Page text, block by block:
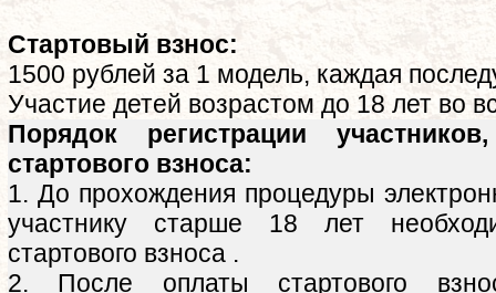
Стартовый взнос:
1500 рублей за 1 модель, каждая
Участие детей возрастом до 18 лет во
Порядок регистрации
стартового взноса:
1. До прохождения процедуры
участнику старше 18 лет
стартового взноса .
2. После оплаты стартового